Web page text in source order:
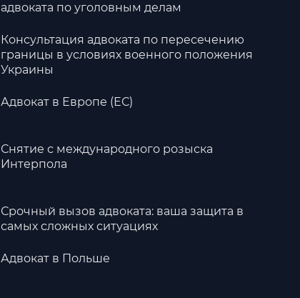
адвоката по уголовным делам
Консультация адвоката по пересечению
границы в условиях военного положения
Украины
Адвокат в Европе (ЕС)
Снятие с международного розыска
Интерпола
Срочный вызов адвоката: ваша защита в
самых сложных ситуациях
Адвокат в Польше